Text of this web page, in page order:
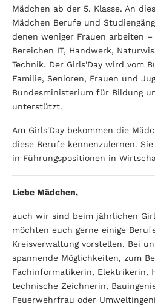
Mädchen ab der 5. Klasse. An
Mädchen Berufe und
denen weniger Frauen arbeiten
Bereichen IT, Handwerk,
Technik. Der Girls'Day wird vom
Familie, Senioren, Frauen und
Bundesministerium für Bildung
unterstützt.
Am Girls'Day bekommen die
diese Berufe kennenzulernen.
in Führungspositionen in
Liebe Mädchen,
auch wir sind beim jährlichen
möchten euch gerne einige
Kreisverwaltung vorstellen. Bei
spannende Möglichkeiten, zum
Fachinformatikerin, Elektrikerin,
technische Zeichnerin,
Feuerwehrfrau oder